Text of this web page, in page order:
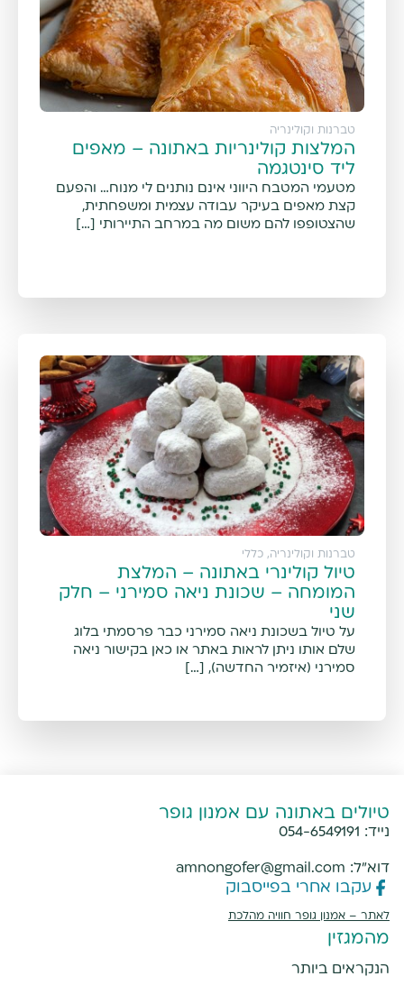
טברנות וקולינריה
המלצות קולינריות באתונה – מאפים
ליד סינטגמה
מטעמי המטבח היווני אינם נותנים לי מנוח… והפעם
קצת מאפים בעיקר עבודה עצמית ומשפחתית,
שהצטופפו להם משום מה במרחב התיירותי […]
טברנות וקולינריה, כללי
טיול קולינרי באתונה – המלצת
המומחה – שכונת ניאה סמירני – חלק
שני
על טיול בשכונת ניאה סמירני כבר פרסמתי בלוג
שלם אותו ניתן לראות באתר או כאן בקישור ניאה
סמירני (איזמיר החדשה), […]
טיולים באתונה עם אמנון גופר
נייד: 054-6549191
דוא"ל: amnongofer@gmail.com
עקבו אחרי בפייסבוק
לאתר – אמנון גופר חוויה מהלכת
מהמגזין
הנקראים ביותר